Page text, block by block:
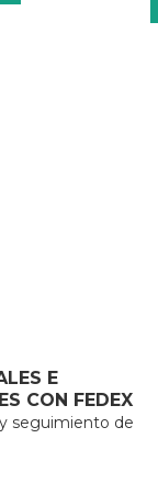
E
CON FEDEX
seguimiento de